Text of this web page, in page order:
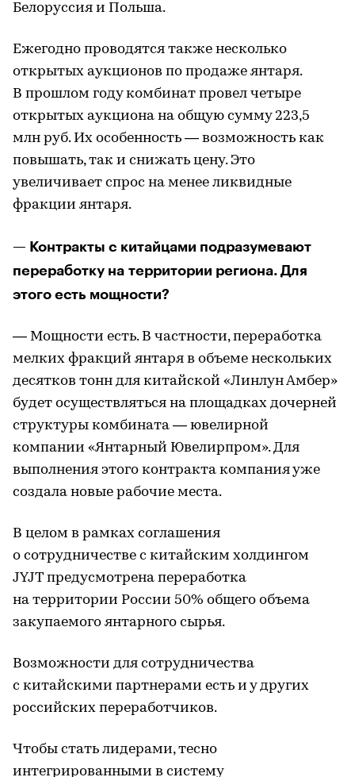
Белоруссия и Польша.
Ежегодно проводятся также несколько
открытых аукционов по продаже янтаря.
В прошлом году комбинат провел четыре
открытых аукциона на общую сумму 223,5
млн руб. Их особенность — возможность как
повышать, так и снижать цену. Это
увеличивает спрос на менее ликвидные
фракции янтаря.
— Контракты с китайцами подразумевают
переработку на территории региона. Для
этого есть мощности?
— Мощности есть. В частности, переработка
мелких фракций янтаря в объеме нескольких
десятков тонн для китайской «Линлун Амбер»
будет осуществляться на площадках дочерней
структуры комбината — ювелирной
компании «Янтарный Ювелирпром». Для
выполнения этого контракта компания уже
создала новые рабочие места.
В целом в рамках соглашения
о сотрудничестве с китайским холдингом
JYJT предусмотрена переработка
на территории России 50% общего объема
закупаемого янтарного сырья.
Возможности для сотрудничества
с китайскими партнерами есть и у других
российских переработчиков.
Чтобы стать лидерами, тесно
интегрированными в систему